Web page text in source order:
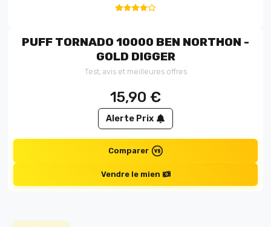
PUFF TORNADO 10000 BEN NORTHON -
GOLD DIGGER
Test, avis et meilleures offres
15,90 €
Alerte Prix
Comparer
Vendre le mien